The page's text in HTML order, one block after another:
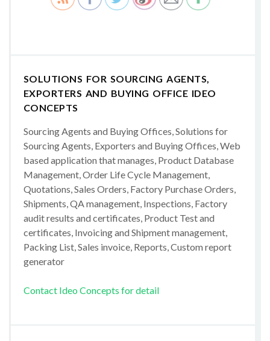
SOLUTIONS FOR SOURCING AGENTS,
EXPORTERS AND BUYING OFFICE IDEO
CONCEPTS
Sourcing Agents and Buying Offices, Solutions for
Sourcing Agents, Exporters and Buying Offices, Web
based application that manages, Product Database
Management, Order Life Cycle Management,
Quotations, Sales Orders, Factory Purchase Orders,
Shipments, QA management, Inspections, Factory
audit results and certificates, Product Test and
certificates, Invoicing and Shipment management,
Packing List, Sales invoice, Reports, Custom report
generator
Contact Ideo Concepts for detail